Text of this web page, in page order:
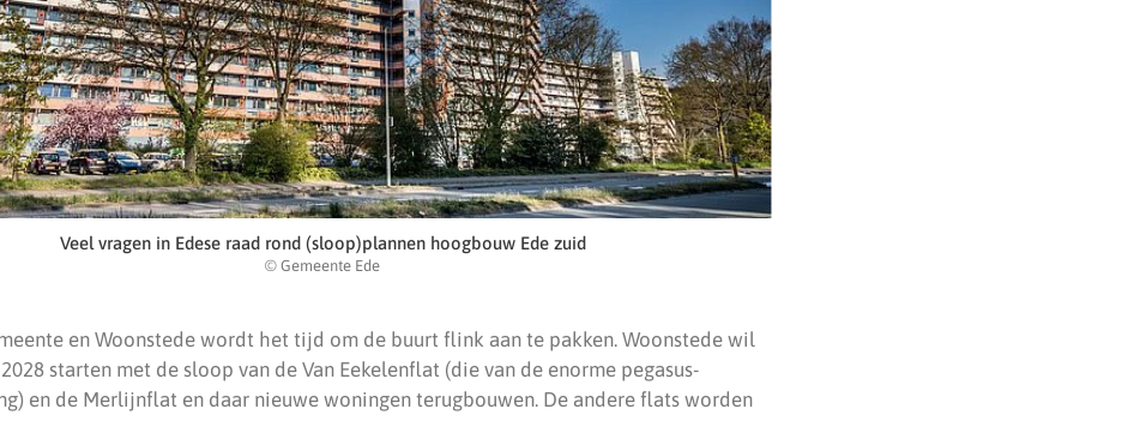
Veel vragen in Edese raad rond (sloop)plannen hoogbouw Ede zuid
© Gemeente Ede
en Woonstede wordt het tijd om de buurt flink aan te pakken. Woonstede wil
starten met de sloop van de Van Eekelenflat (die van de enorme pegasus-
en de Merlijnflat en daar nieuwe woningen terugbouwen. De andere flats worden